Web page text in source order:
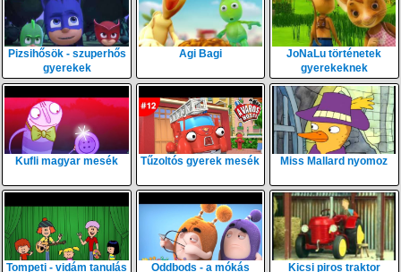
Pizsihősök - szuperhős
gyerekek
Agi Bagi
JoNaLu történetek
gyerekeknek
Kufli magyar mesék Tűzoltós gyerek mesék Miss Mallard nyomoz
Tompeti - vidám tanulás Oddbods - a mókás Kicsi piros traktor